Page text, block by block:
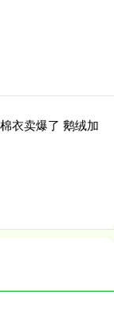
衣卖爆了 鹅绒加